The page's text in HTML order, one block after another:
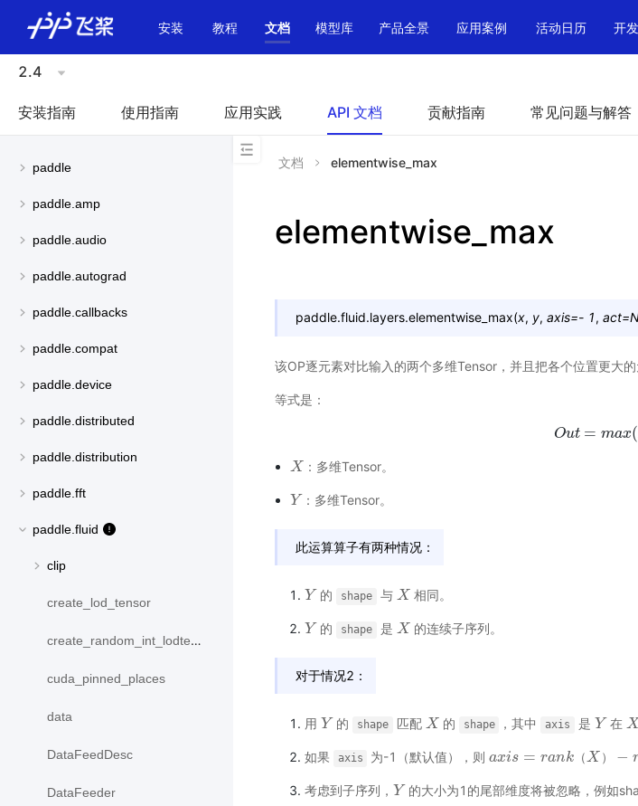
安装 教程 文档 模型库 产品全景 应用案例 活动日历 开
2.4
安装指南 使用指南 应用实践 API 文档 贡献指南 常见问题与解答
paddle
paddle.amp
paddle.audio
paddle.autograd
paddle.callbacks
paddle.compat
paddle.device
paddle.distributed
paddle.distribution
paddle.fft
paddle.fluid
clip
create_lod_tensor
create_random_int_lodtensor
cuda_pinned_places
data
DataFeedDesc
DataFeeder
文档 elementwise_max
elementwise_max
paddle.fluid.layers.elementwise_max(x, y, axis=- 1, act=
该OP逐元素对比输入的两个多维Tensor，并且把各个位置更大的
等式是：
Out = max(
O ut=max(
X
X ：多维Tensor。
Y
Y ：多维Tensor。
此运算算子有两种情况：
Y
Y 的 shape 与 X
X 相同。
Y
Y 的 shape 是 X
X 的连续子序列。
对于情况2：
用 Y
Y 的 shape 匹配 X
X 的 shape ，其中 axis 是 Y
Y 在 X
X
如果 axis 为-1（默认值），则axis = rank （X ） −
axis= ran k（X） −ra n （ Y
考虑到子序列， Y
Y 的大小为1的尾部维度将被忽略，例如